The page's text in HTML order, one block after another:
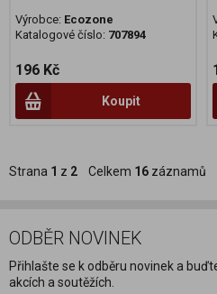
Výrobce: Ecozone
Katalogové číslo: 707894
196 Kč
Koupit
Strana 1 z 2 Celkem 16 záznamů
ODBĚR NOVINEK
Přihlašte se k odběru novinek a
akcích a soutěžích.